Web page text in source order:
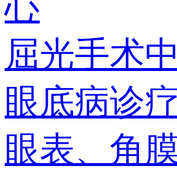
屈光手术
眼底病诊
眼表、角